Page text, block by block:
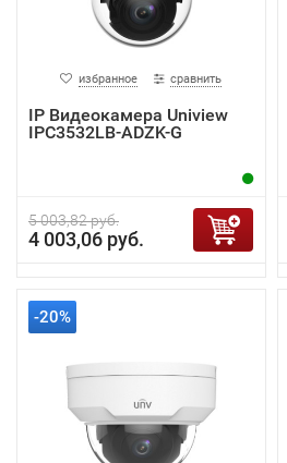
избранное сравнить
IP Видеокамера Uniview
IPC3532LB-ADZK-G
5 003,82 руб.
4 003,06 руб.
-20%